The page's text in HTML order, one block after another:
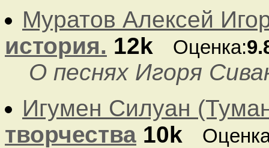
Муратов Алексей
история. 12k Оценка:
О песнях Игоря
Игумен Силуан
творчества 10k